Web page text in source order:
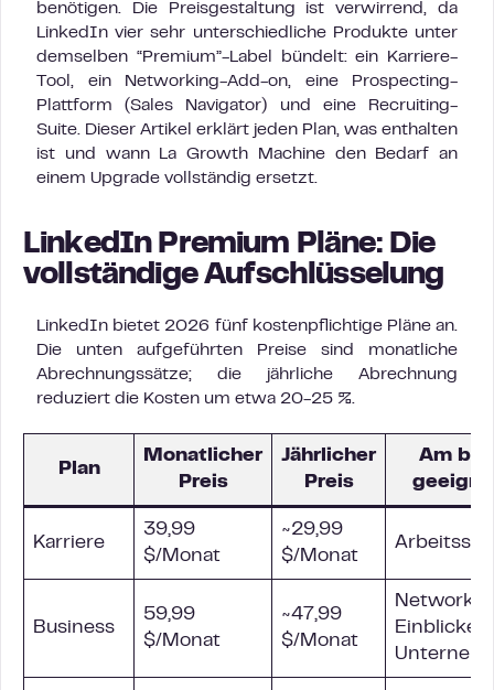
benötigen. Die Preisgestaltung ist verwirrend, da
LinkedIn vier sehr unterschiedliche Produkte unter
demselben “Premium”-Label bündelt: ein Karriere-
Tool, ein Networking-Add-on, eine Prospecting-
Plattform (Sales Navigator) und eine Recruiting-
Suite. Dieser Artikel erklärt jeden Plan, was enthalten
ist und wann La Growth Machine den Bedarf an
einem Upgrade vollständig ersetzt.
LinkedIn Premium Pläne: Die
vollständige Aufschlüsselung
LinkedIn bietet 2026 fünf kostenpflichtige Pläne an.
Die unten aufgeführten Preise sind monatliche
Abrechnungssätze; die jährliche Abrechnung
reduziert die Kosten um etwa 20-25 %.
Plan
Monatlicher
Preis
Jährlicher
Preis
Am
Karriere
39,99
$/Monat
~29,99
$/Monat
Business
59,99
$/Monat
~47,99
$/Monat
Einblicke